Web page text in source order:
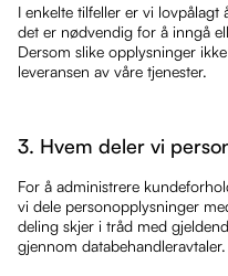
I enkelte tilfeller er vi
det er nødvendig for å inngå
Dersom slike opplysninger
leveransen av våre tjenester.
3. Hvem deler vi
For å administrere
vi dele personopplysninger
deling skjer i tråd med
gjennom databehandleravtaler.